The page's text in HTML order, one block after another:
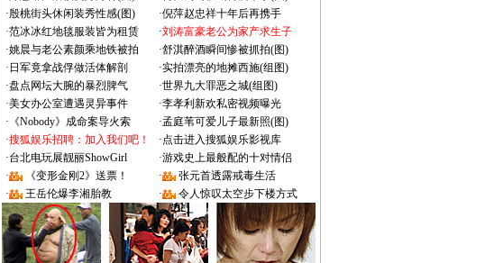
·殷桃街头休闲装秀性感(图) ·倪萍赵忠祥十年后再携手
·范冰冰红地毯服装皆为租赁 ·刘涛富豪老公为家产求生子
·姚晨与老公素颜乘地铁被拍 ·舒淇醉酒瞬间惨被抓拍(图)
· 日军竟拿战俘做活体解剖 ·实拍漂亮的地摊西施(组图)
·盘点网坛大腕的暴烈脾气 ·世界九大罪恶之城(组图)
·美女办公室遭遇灵异事件 ·李孝利新欢私密视频曝光
· 《Nobody》成命案导火索 ·孟庭苇可爱儿子最新照(图)
·搜狐娱乐招聘：加入我们吧！ ·点击进入搜狐娱乐影视库
·台北电玩展靓丽ShowGirl ·游戏史上最般配的十对情侣
·
《变形金刚2》送票！ ·
张元首透露戒毒生活
·
王岳伦爆李湘胎教 · 令人惊叹太空步下楼方式